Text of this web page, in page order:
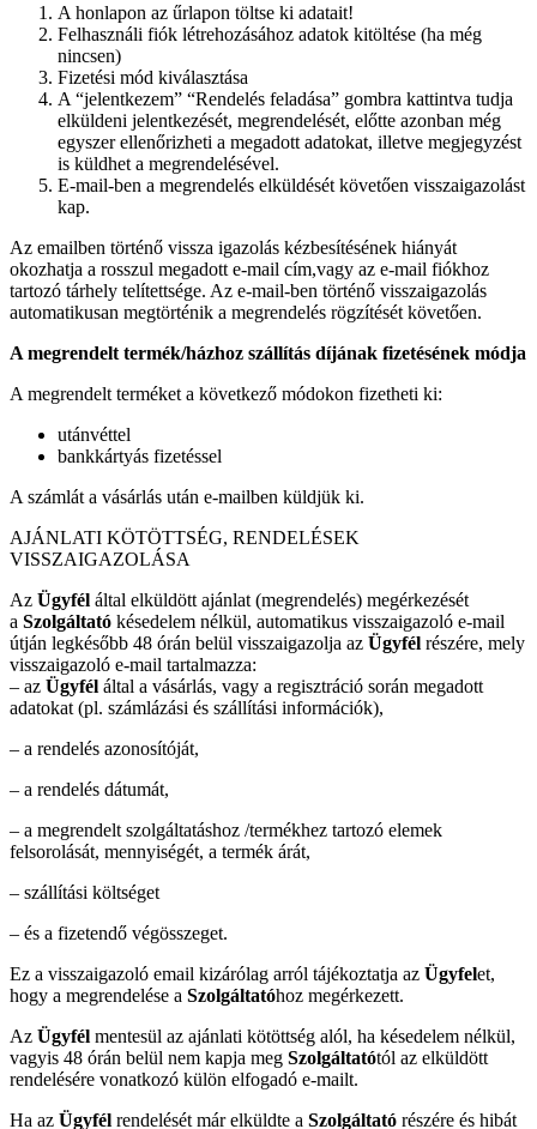
A honlapon az űrlapon töltse ki adatait!
Felhasználi fiók létrehozásához adatok kitöltése (ha még
nincsen)
Fizetési mód kiválasztása
A “jelentkezem” “Rendelés feladása” gombra kattintva tudja
elküldeni jelentkezését, megrendelését, előtte azonban még
egyszer ellenőrizheti a megadott adatokat, illetve megjegyzést
is küldhet a megrendelésével.
E-mail-ben a megrendelés elküldését követően visszaigazolást
kap.
Az emailben történő vissza igazolás kézbesítésének hiányát
okozhatja a rosszul megadott e-mail cím,vagy az e-mail fiókhoz
tartozó tárhely telítettsége. Az e-mail-ben történő visszaigazolás
automatikusan megtörténik a megrendelés rögzítését követően.
A megrendelt termék/házhoz szállítás díjának fizetésének módja
A megrendelt terméket a következő módokon fizetheti ki:
utánvéttel
bankkártyás fizetéssel
A számlát a vásárlás után e-mailben küldjük ki.
AJÁNLATI KÖTÖTTSÉG, RENDELÉSEK
VISSZAIGAZOLÁSA
Az Ügyfél által elküldött ajánlat (megrendelés) megérkezését
a Szolgáltató késedelem nélkül, automatikus visszaigazoló e-mail
útján legkésőbb 48 órán belül visszaigazolja az Ügyfél részére, mely
visszaigazoló e-mail tartalmazza:
– az Ügyfél által a vásárlás, vagy a regisztráció során megadott
adatokat (pl. számlázási és szállítási információk),
– a rendelés azonosítóját,
– a rendelés dátumát,
– a megrendelt szolgáltatáshoz /termékhez tartozó elemek
felsorolását, mennyiségét, a termék árát,
– szállítási költséget
– és a fizetendő végösszeget.
Ez a visszaigazoló email kizárólag arról tájékoztatja az Ügyfelet,
hogy a megrendelése a Szolgáltatóhoz megérkezett.
Az Ügyfél mentesül az ajánlati kötöttség alól, ha késedelem nélkül,
vagyis 48 órán belül nem kapja meg Szolgáltatótól az elküldött
rendelésére vonatkozó külön elfogadó e-mailt.
Ha az Ügyfél rendelését már elküldte a Szolgáltató részére és hibát